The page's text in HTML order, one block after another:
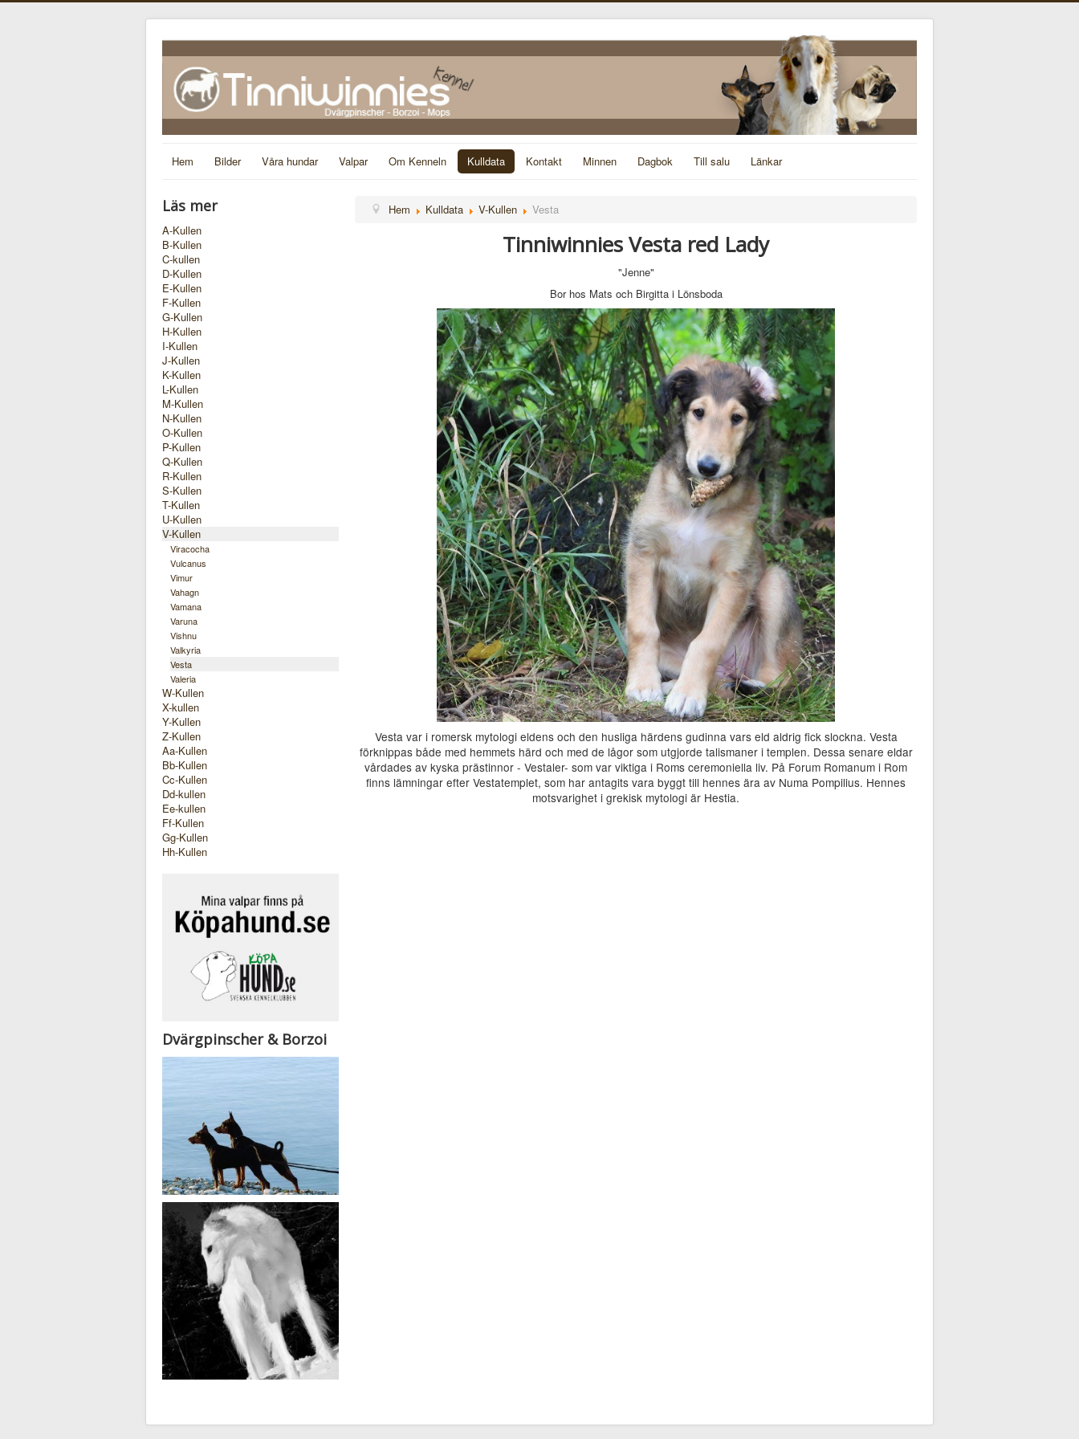
Hem Bilder Våra hundar Valpar Om Kenneln Kulldata Kontakt Minnen Dagbok Till salu Länkar
Läs mer
A-Kullen
B-Kullen
C-kullen
D-Kullen
E-Kullen
F-Kullen
G-Kullen
H-Kullen
I-Kullen
J-Kullen
K-Kullen
L-Kullen
M-Kullen
N-Kullen
O-Kullen
P-Kullen
Q-Kullen
R-Kullen
S-Kullen
T-Kullen
U-Kullen
V-Kullen
Viracocha
Vulcanus
Vimur
Vahagn
Vamana
Varuna
Vishnu
Valkyria
Vesta
Valeria
W-Kullen
X-kullen
Y-Kullen
Z-Kullen
Aa-Kullen
Bb-Kullen
Cc-Kullen
Dd-kullen
Ee-kullen
Ff-Kullen
Gg-Kullen
Hh-Kullen
Dvärgpinscher & Borzoi
Hem Kulldata V-Kullen Vesta
Tinniwinnies Vesta red Lady
"Jenne"
Bor hos Mats och Birgitta i Lönsboda
Vesta var i romersk mytologi eldens och den husliga härdens gudinna vars eld aldrig fick slockna. Vesta
förknippas både med hemmets härd och med de lågor som utgjorde talismaner i templen. Dessa senare eldar
vårdades av kyska prästinnor - Vestaler- som var viktiga i Roms ceremoniella liv. På Forum Romanum i Rom
finns lämningar efter Vestatemplet, som har antagits vara byggt till hennes ära av Numa Pompilius. Hennes
motsvarighet i grekisk mytologi är Hestia.